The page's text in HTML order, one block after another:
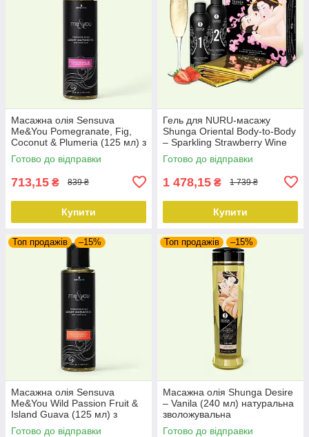
Масажна олія Sensuva
Me&You Pomegranate, Fig,
Coconut & Plumeria (125 мл) з
феромонами
Готово до відправки
713,15 ₴ 839 ₴
Купити
Гель для NURU-масажу
Shunga Oriental Body-to-Body
– Sparkling Strawberry Wine
плюс простирадло
Готово до відправки
1 478,15 ₴ 1 739 ₴
Купити
Топ продажів –15%
Масажна олія Sensuva
Me&You Wild Passion Fruit &
Island Guava (125 мл) з
феромонами
Готово до відправки
Топ продажів –15%
Масажна олія Shunga Desire
– Vanila (240 мл) натуральна
зволожувальна
Готово до відправки